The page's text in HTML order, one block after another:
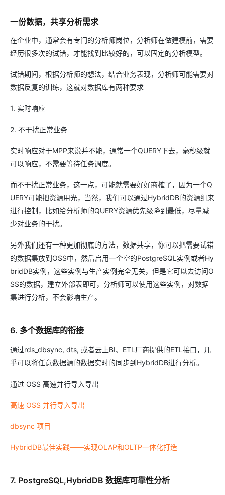
一份数据，共享分析需求
在企业中，通常会有专门的分析师岗位，分析师在做建模前，需要
经历很多次的试错，才能找到比较好的，可以固定的分析模型。
试错期间，根据分析师的想法，结合业务表现，分析师可能需要对
数据反复的训练，这就对数据库有两种要求
1. 实时响应
2. 不干扰正常业务
实时响应对于MPP来说并不能，通常一个QUERY下去，毫秒级就
可以响应，不需要等待任务调度。
而不干扰正常业务，这一点，可能就需要好好商榷了，因为一个Q
UERY可能把资源用光，当然，我们可以通过HybridDB的资源组来
进行控制，比如给分析师的QUERY资源优先级降到最低，尽量减
少对业务的干扰。
另外我们还有一种更加彻底的方法，数据共享，你可以把需要试错
的数据集放到OSS中，然后启用一个空的PostgreSQL实例或者Hy
bridDB实例，这些实例与生产实例完全无关，但是它可以去访问O
SS的数据，建立外部表即可，分析师可以使用这些实例，对数据
集进行分析，不会影响生产。
6. 多个数据库的衔接
通过rds_dbsync, dts, 或者云上BI、ETL厂商提供的ETL接口，几
乎可以将任意数据源的数据实时的同步到HybridDB进行分析。
通过 OSS 高速并行导入导出
高速 OSS 并行导入导出
dbsync 项目
HybridDB最佳实践——实现OLAP和OLTP一体化打造
7. PostgreSQL,HybridDB 数据库可靠性分析